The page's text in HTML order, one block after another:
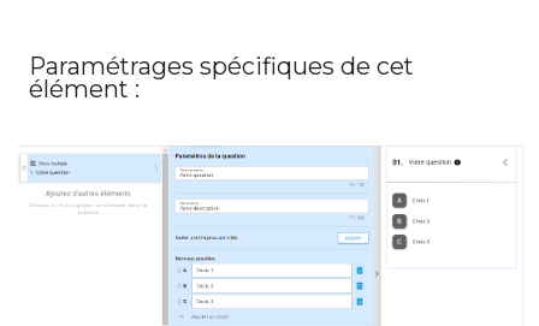
Paramétrages spécifiques de cet
élément :